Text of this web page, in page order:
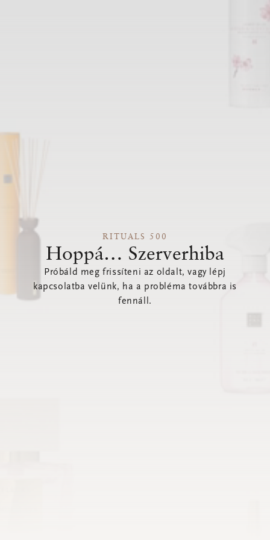
RITUALS 500
Hoppá… Szerverhiba
Próbáld meg frissíteni az oldalt, vagy lépj
kapcsolatba velünk, ha a probléma továbbra is
fennáll.